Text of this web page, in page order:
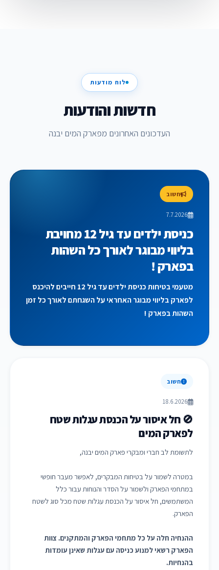
לוח מודעות
חדשות והודעות
העדכונים האחרונים מפארק המים יבנה
חשוב
7.7.2026
כניסת ילדים עד גיל 12 מחויבת
בליווי מבוגר לאורך כל השהות
בפארק !
מטעמי בטיחות כניסת ילדים עד גיל 12 חייבים להיכנס
לפארק בליווי מבוגר האחראי על השגחתם לאורך כל זמן
השהות בפארק !
חשוב
18.6.2026
🚫 חל איסור על הכנסת עגלות שטח
לפארק המים
לתשומת לב חברי ומבקרי פארק המים יבנה,
במטרה לשמור על בטיחות המבקרים, לאפשר מעבר חופשי
במתחמי הפארק ולשמור על הסדר והנוחות עבור כלל
המשתמשים, חל איסור על הכנסת עגלות שטח מכל סוג לשטח
הפארק.
ההנחיה חלה על כל מתחמי הפארק והמתקנים. צוות
הפארק רשאי למנוע כניסה עם עגלות שאינן עומדות
בהנחיות.